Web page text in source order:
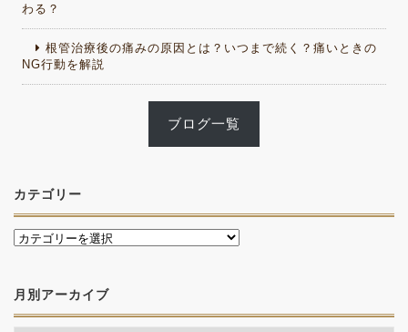
わる？
根管治療後の痛みの原因とは？いつまで続く？痛いときの
NG行動を解説
ブログ一覧
カテゴリー
月別アーカイブ